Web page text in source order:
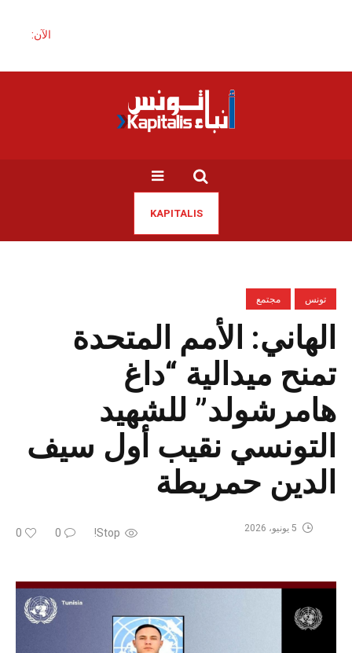
الآن:
KAPITALIS
تونس مجتمع
الهاني: الأمم المتحدة
تمنح ميدالية “داغ
هامرشولد” للشهيد
التونسي نقيب أول سيف
الدين حمريطة
Stop!
0
0 5 يونيو، 2026